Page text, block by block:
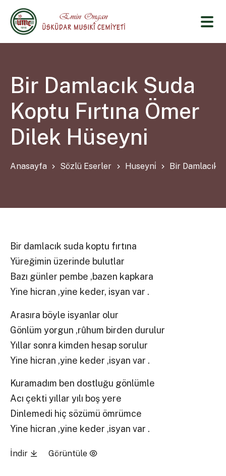
Bir Damlacık Suda
Koptu Fırtına Ömer
Dilek Hüseyni
Anasayfa Sözlü Eserler Huseyni̇ Bir Damlacık
Bir damlacık suda koptu fırtına
Yüreğimin üzerinde bulutlar
Bazı günler pembe ,bazen kapkara
Yine hicran ,yine keder, isyan var .
Arasıra böyle isyanlar olur
Gönlüm yorgun ,rûhum birden durulur
Yıllar sonra kimden hesap sorulur
Yine hicran ,yine keder ,isyan var .
Kuramadım ben dostluğu gönlümle
Acı çekti yıllar yılı boş yere
Dinlemedi hiç sözümü ömrümce
Yine hicran ,yine keder ,isyan var .
İndir Görüntüle